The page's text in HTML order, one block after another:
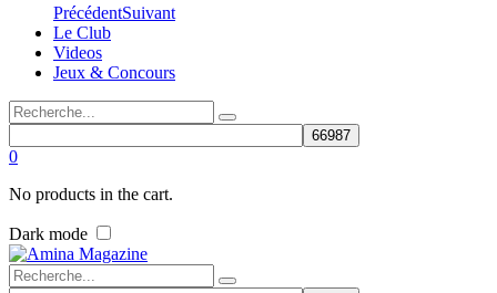
PrécédentSuivant
Le Club
Videos
Jeux & Concours
0
No products in the cart.
Dark mode